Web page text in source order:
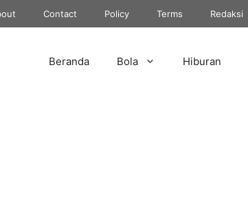
Contact Policy Terms Redaksi
Beranda Bola Hiburan